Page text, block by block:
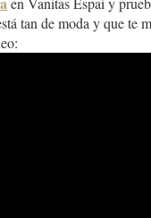
tan de moda y que te